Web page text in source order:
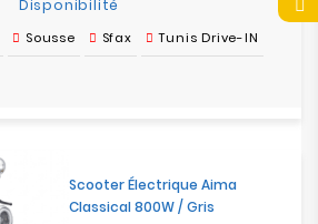
Disponibilité
Sousse Sfax Tunis Drive-IN
Scooter Électrique Aima
Classical 800W / Gris